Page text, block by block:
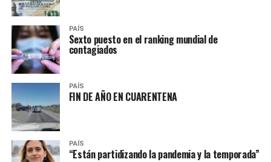
PAÍS
Sexto puesto en el ranking mundial de
contagiados
PAÍS
FIN DE AÑO EN CUARENTENA
PAÍS
“Están partidizando la pandemia y la temporada”